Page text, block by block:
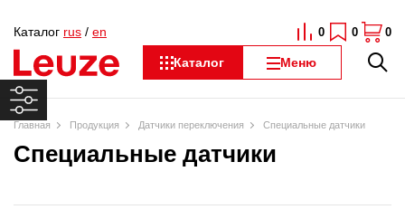
Каталог Меню
Каталог rus / en 0 0 0
Главная Продукция Датчики переключения Специальные датчики
Специальные датчики